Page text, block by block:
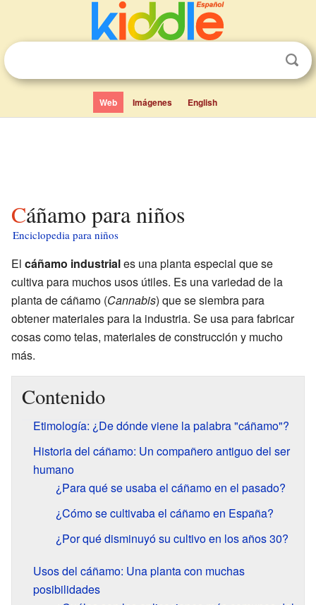
Web Imágenes English
Cáñamo para niños
Enciclopedia para niños
El cáñamo industriales una planta especial que se
cultiva para muchos usos útiles. Es una variedad de la
planta de cáñamo (Cannabis) que se siembra para
obtener materiales para la industria. Se usa para fabricar
cosas como telas, materiales de construcción y mucho
más.
Contenido
Etimología: ¿De dónde viene la palabra "cáñamo"?
Historia del cáñamo: Un compañero antiguo del ser
humano
¿Para qué se usaba el cáñamo en el pasado?
¿Cómo se cultivaba el cáñamo en España?
¿Por qué disminuyó su cultivo en los años 30?
Usos del cáñamo: Una planta con muchas
posibilidades